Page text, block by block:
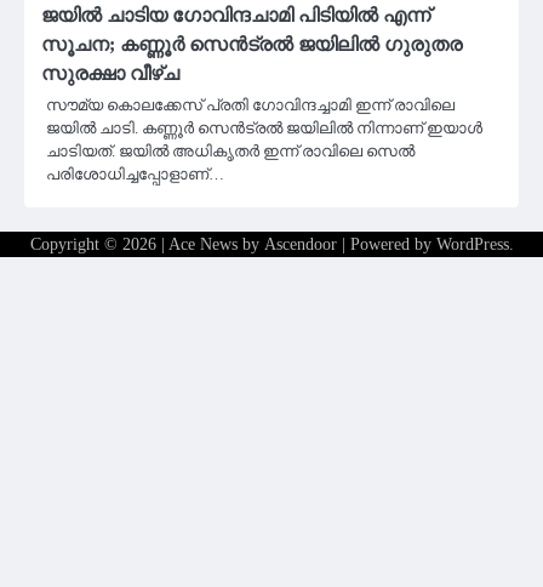
ജയിൽ ചാടിയ ഗോവിന്ദചാമി പിടിയിൽ എന്ന്
സൂചന; കണ്ണൂർ സെൻട്രൽ ജയിലിൽ ഗുരുതര
സുരക്ഷാ വീഴ്ച
സൗമ്യ കൊലക്കേസ് പ്രതി ഗോവിന്ദച്ചാമി ഇന്ന് രാവിലെ
ജയിൽ ചാടി. കണ്ണൂർ സെൻട്രൽ ജയിലിൽ നിന്നാണ് ഇയാൾ
ചാടിയത്. ജയിൽ അധികൃതർ ഇന്ന് രാവിലെ സെൽ
പരിശോധിച്ചപ്പോളാണ്…
Copyright © 2026 | Ace News by Ascendoor| Powered by WordPress.